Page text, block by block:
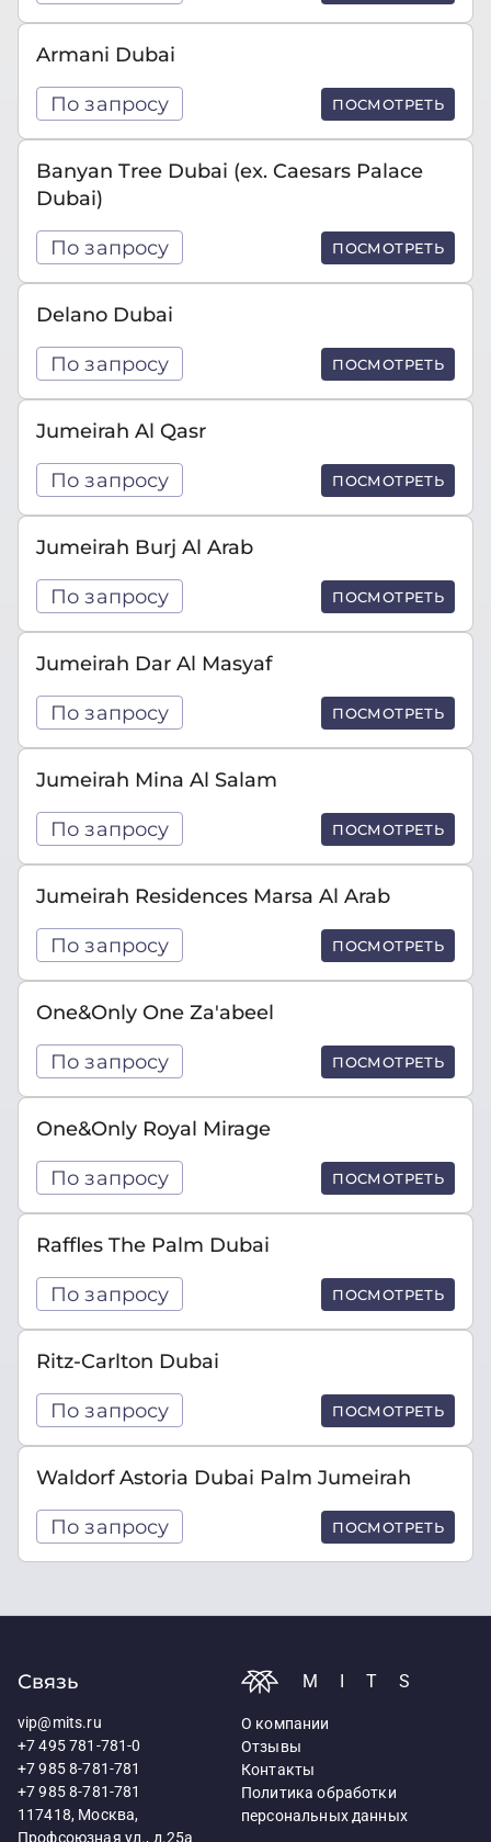
Armani Dubai
По запросу ПОСМОТРЕТЬ
Banyan Tree Dubai (ex. Caesars Palace
Dubai)
По запросу ПОСМОТРЕТЬ
Delano Dubai
По запросу ПОСМОТРЕТЬ
Jumeirah Al Qasr
По запросу ПОСМОТРЕТЬ
Jumeirah Burj Al Arab
По запросу ПОСМОТРЕТЬ
Jumeirah Dar Al Masyaf
По запросу ПОСМОТРЕТЬ
Jumeirah Mina Al Salam
По запросу ПОСМОТРЕТЬ
Jumeirah Residences Marsa Al Arab
По запросу ПОСМОТРЕТЬ
One&Only One Za'abeel
По запросу ПОСМОТРЕТЬ
One&Only Royal Mirage
По запросу ПОСМОТРЕТЬ
Raffles The Palm Dubai
По запросу ПОСМОТРЕТЬ
Ritz-Carlton Dubai
По запросу ПОСМОТРЕТЬ
Waldorf Astoria Dubai Palm Jumeirah
По запросу ПОСМОТРЕТЬ
Связь
vip@mits.ru
+7 495 781-781-0
+7 985 8-781-781
+7 985 8-781-781
117418, Москва,
Профсоюзная ул., д.25а
MITS
О компании
Отзывы
Контакты
Политика обработки
персональных данных